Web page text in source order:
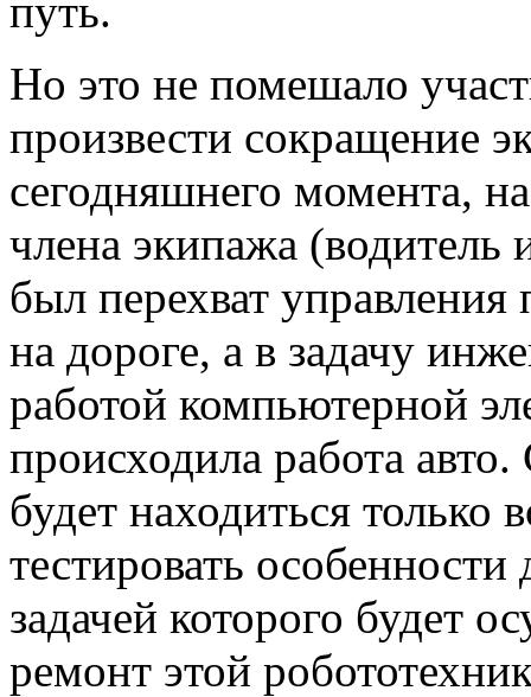
путь.
Но это не помешало
произвести сокращение
сегодняшнего момента,
члена экипажа (водитель
был перехват
на дороге, а в задачу
работой компьютерной
происходила работа
будет находиться только
тестировать
задачей которого будет
ремонт этой